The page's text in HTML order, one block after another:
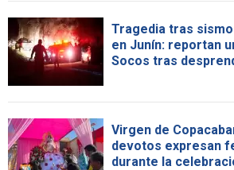
Tragedia tras
en Junín: reportan
Socos tras
Virgen de
devotos expresan
durante la